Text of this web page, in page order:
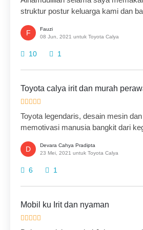
struktur postur keluarga kami dan
F
Fauzi
08 Jun, 2021 untuk Toyota Calya
10 1
Toyota calya irit dan murah
Toyota legendaris, desain mesin
memotivasi manusia bangkit dari
D
Devara Cahya Pradipta
23 Mei, 2021 untuk Toyota Calya
6 1
Mobil ku Irit dan nyaman